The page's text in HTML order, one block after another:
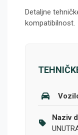
Detaljne
kompatibilnost.
Naziv